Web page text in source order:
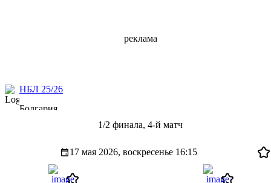
реклама
НБЛ 25/26
Болгария
1/2 финала, 4-й матч
17 мая 2026, воскресенье 16:15